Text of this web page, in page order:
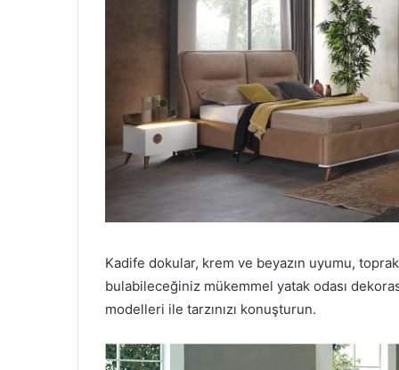
Kadife dokular, krem ve beyazın uyumu,
bulabileceğiniz mükemmel yatak odası
modelleri ile tarzınızı konuşturun.